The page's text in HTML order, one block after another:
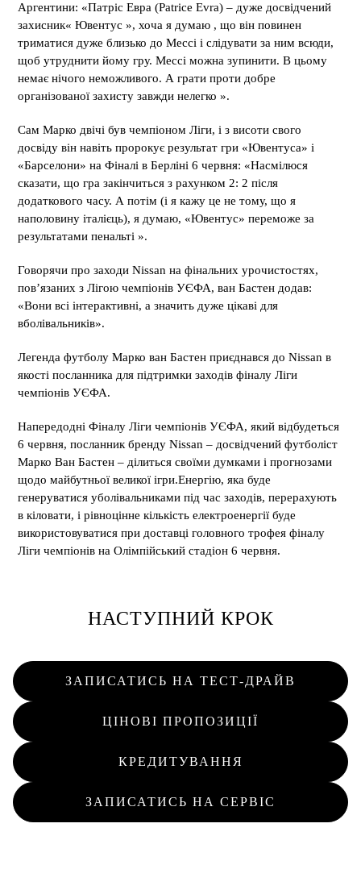
Аргентини: «Патріс Евра (Patrice Evra) – дуже досвідчений
захисник« Ювентус », хоча я думаю , що він повинен
триматися дуже близько до Мессі і слідувати за ним всюди,
щоб утруднити йому гру. Мессі можна зупинити. В цьому
немає нічого неможливого. А грати проти добре
організованої захисту завжди нелегко ».
Сам Марко двічі був чемпіоном Ліги, і з висоти свого
досвіду він навіть пророкує результат гри «Ювентуса» і
«Барселони» на Фіналі в Берліні 6 червня: «Насмілюся
сказати, що гра закінчиться з рахунком 2: 2 після
додаткового часу. А потім (і я кажу це не тому, що я
наполовину італієць), я думаю, «Ювентус» переможе за
результатами пенальті ».
Говорячи про заходи Nissan на фінальних урочистостях,
пов’язаних з Лігою чемпіонів УЄФА, ван Бастен додав:
«Вони всі інтерактивні, а значить дуже цікаві для
вболівальників».
Легенда футболу Марко ван Бастен приєднався до Nissan в
якості посланника для підтримки заходів фіналу Ліги
чемпіонів УЄФА.
Напередодні Фіналу Ліги чемпіонів УЄФА, який відбудеться
6 червня, посланник бренду Nissan – досвідчений футболіст
Марко Ван Бастен – ділиться своїми думками і прогнозами
щодо майбутньої великої ігри.Енергію, яка буде
генеруватися уболівальниками під час заходів, перерахують
в кіловати, і рівноцінне кількість електроенергії буде
використовуватися при доставці головного трофея фіналу
Ліги чемпіонів на Олімпійський стадіон 6 червня.
НАСТУПНИЙ КРОК
ЗАПИСАТИСЬ НА ТЕСТ-ДРАЙВ
ЦІНОВІ ПРОПОЗИЦІЇ
КРЕДИТУВАННЯ
ЗАПИСАТИСЬ НА СЕРВІС